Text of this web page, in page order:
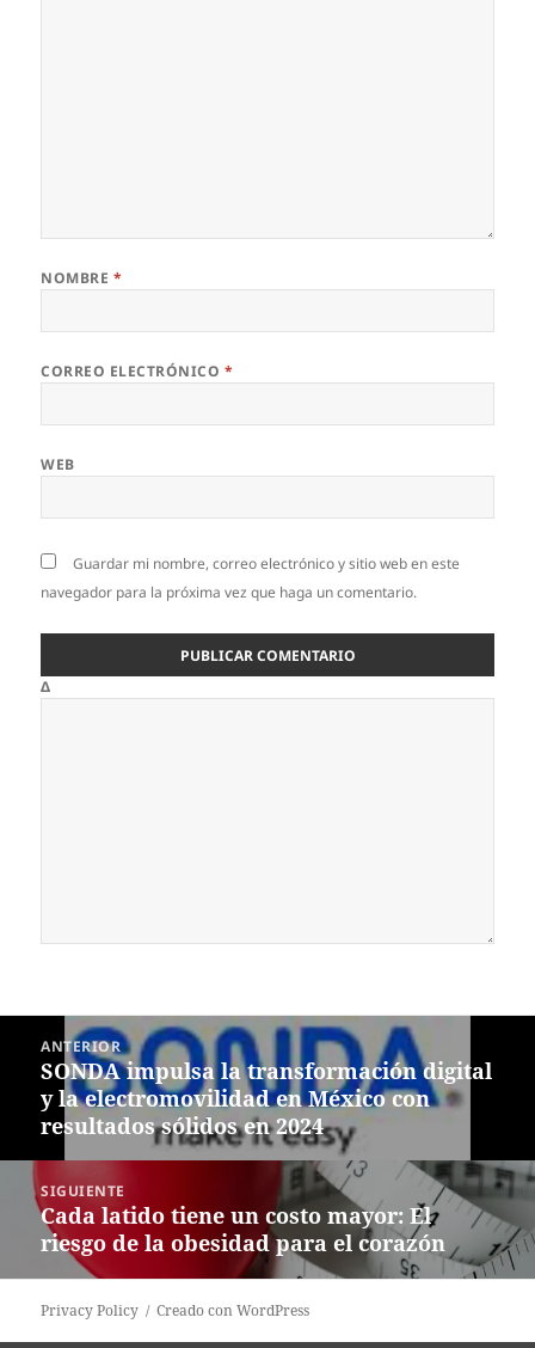
NOMBRE *
CORREO ELECTRÓNICO *
WEB
Guardar mi nombre, correo electrónico y sitio web en este
navegador para la próxima vez que haga un comentario.
Δ
Navegación
entradas
ANTERIOR
Entrada
anterior:
SONDA impulsa la transformación digital
y la electromovilidad en México con
resultados sólidos en 2024
SIGUIENTE
Siguiente
entrada:
Cada latido tiene un costo mayor: El
riesgo de la obesidad para el corazón
Privacy Policy Creado con WordPress